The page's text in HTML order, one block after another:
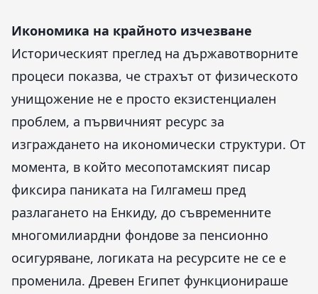
Икономика на крайното изчезване
Историческият преглед на държавотворните
процеси показва, че страхът от физическото
унищожение не е просто екзистенциален
проблем, а първичният ресурс за
изграждането на икономически структури. От
момента, в който месопотамският писар
фиксира паниката на Гилгамеш пред
разлагането на Енкиду, до съвременните
многомилиардни фондове за пенсионно
осигуряване, логиката на ресурсите не се е
променила. Древен Египет функционираше